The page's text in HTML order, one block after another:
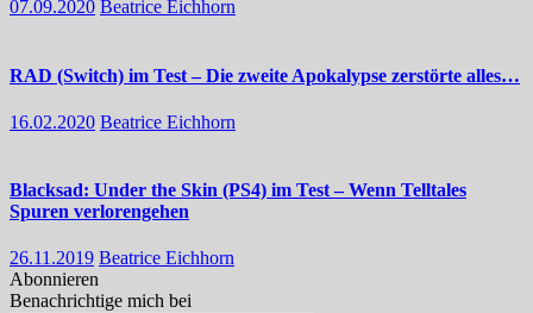
07.09.2020 Beatrice Eichhorn
RAD (Switch) im Test – Die zweite Apokalypse zerstörte alles…
16.02.2020 Beatrice Eichhorn
Blacksad: Under the Skin (PS4) im Test – Wenn Telltales
Spuren verlorengehen
26.11.2019 Beatrice Eichhorn
Abonnieren
Benachrichtige mich bei